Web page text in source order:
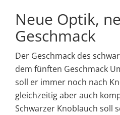
Neue Optik,
Geschmack
Der Geschmack des
dem fünften Geschmack
soll er immer noch nach
gleichzeitig aber auch
Schwarzer Knoblauch soll